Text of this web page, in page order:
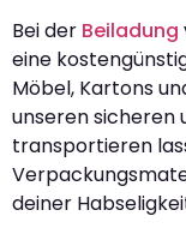
Bei der Beiladung
eine
Möbel, Kartons
unseren sicheren
transportieren
deiner